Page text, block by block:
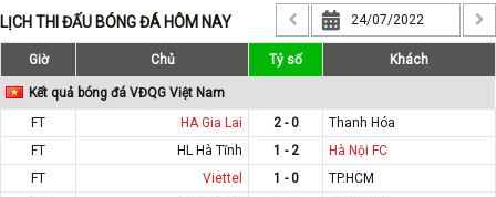
LỊCH THI ĐẤU BÓNG ĐÁ HÔM NAY
Giờ Chủ Tỷ số Khách
Kết quả bóng đá VĐQG Việt Nam
FT
HA Gia Lai 2 - 0
Thanh Hóa
FT
HL Hà Tĩnh 1 - 2
Hà Nội FC
FT
Viettel 1 - 0
TP.HCM